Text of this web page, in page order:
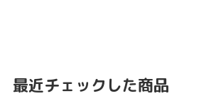
最近チェックした商品